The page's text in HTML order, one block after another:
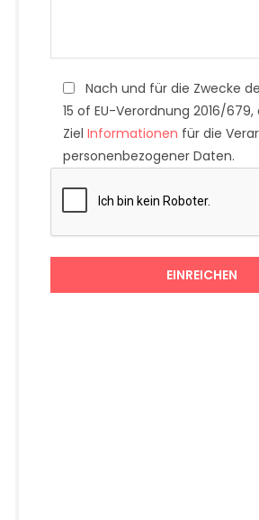
Nach und für die Zwecke
15 of EU-Verordnung 2016/
Ziel Informationen für die
personenbezogener Daten.